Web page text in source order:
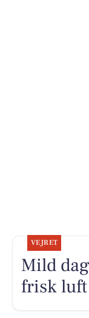
VEJRET
Mild
frisk luft